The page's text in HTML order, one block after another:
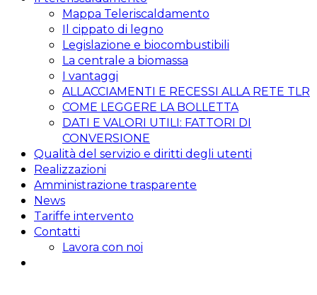
Mappa Teleriscaldamento
Il cippato di legno
Legislazione e biocombustibili
La centrale a biomassa
I vantaggi
ALLACCIAMENTI E RECESSI ALLA RETE TLR
COME LEGGERE LA BOLLETTA
DATI E VALORI UTILI: FATTORI DI
CONVERSIONE
Qualità del servizio e diritti degli utenti
Realizzazioni
Amministrazione trasparente
News
Tariffe intervento
Contatti
Lavora con noi